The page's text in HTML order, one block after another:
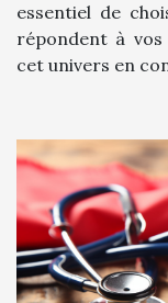
essentiel de
répondent à vos
cet univers en